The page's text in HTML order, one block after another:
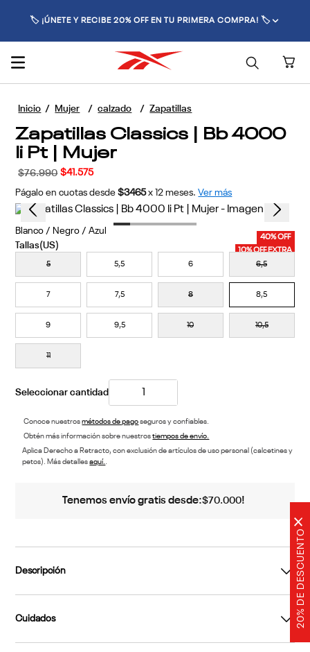
20% DE DESCUENTO
×
🚚 ENVÍO GRATIS POR COMPRAS SUPERIORES A $70.000 🚚
Mujer calzado Zapatillas
Zapatillas Classics | Bb 4000
Ii Pt | Mujer
$76.990 $41 .575
Págalo en cuotas desde $3465 x 12 meses. Ver más
40% OFF
10% OFF EXTRA
Descubre tu talla aquí
5 5,5 6 6,5
7 7,5 8 8,5
9
11
Conoce nuestrosmétodos de pago
petos). Más detalles aquí..
Descripción